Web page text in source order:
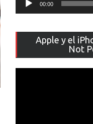
00:00
Apple y el
Not